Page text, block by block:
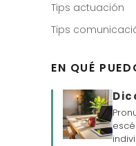
Tips actuación
Tips
EN QUÉ